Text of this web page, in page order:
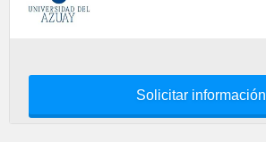
Solicitar información